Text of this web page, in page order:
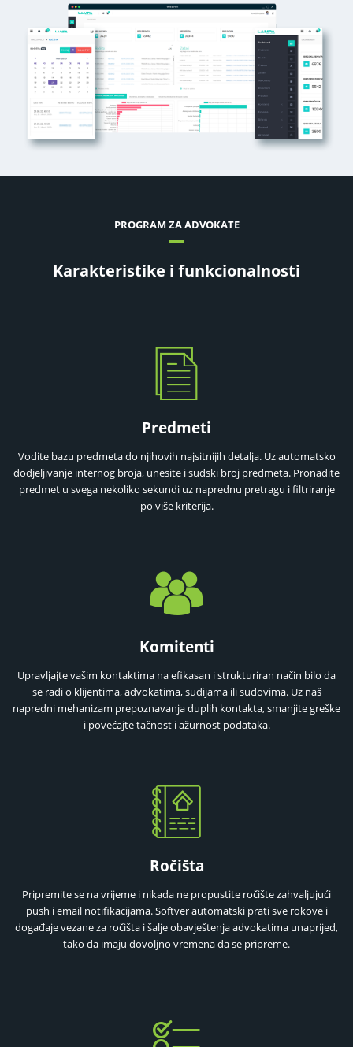
PROGRAM ZA ADVOKATE
Karakteristike i funkcionalnosti
Predmeti
Vodite bazu predmeta do njihovih najsitnijih detalja. Uz automatsko
dodjeljivanje internog broja, unesite i sudski broj predmeta. Pronađite
predmet u svega nekoliko sekundi uz naprednu pretragu i filtriranje
po više kriterija.
Komitenti
Upravljajte vašim kontaktima na efikasan i strukturiran način bilo da
se radi o klijentima, advokatima, sudijama ili sudovima. Uz naš
napredni mehanizam prepoznavanja duplih kontakta, smanjite greške
i povećajte tačnost i ažurnost podataka.
Ročišta
Pripremite se na vrijeme i nikada ne propustite ročište zahvaljujući
push i email notifikacijama. Softver automatski prati sve rokove i
događaje vezane za ročišta i šalje obavještenja advokatima unaprijed,
tako da imaju dovoljno vremena da se pripreme.